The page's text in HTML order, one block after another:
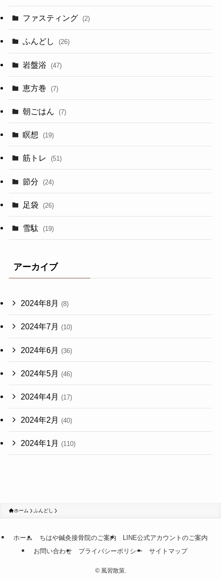
ファスティング (2)
ふんどし (26)
岩盤浴 (47)
恵方巻 (7)
朝ごはん (7)
瞑想 (19)
筋トレ (51)
節分 (24)
足袋 (26)
雪駄 (19)
アーカイブ
2024年8月 (8)
2024年7月 (10)
2024年6月 (36)
2024年5月 (46)
2024年4月 (17)
2024年2月 (40)
2024年1月 (110)
ホーム ふんどし
ホーム ちはや鍼灸接骨院のご案内
LINE公式アカウントのご案内
お問い合わせ
プライバシーポリシー サイトマップ
©風習散策.